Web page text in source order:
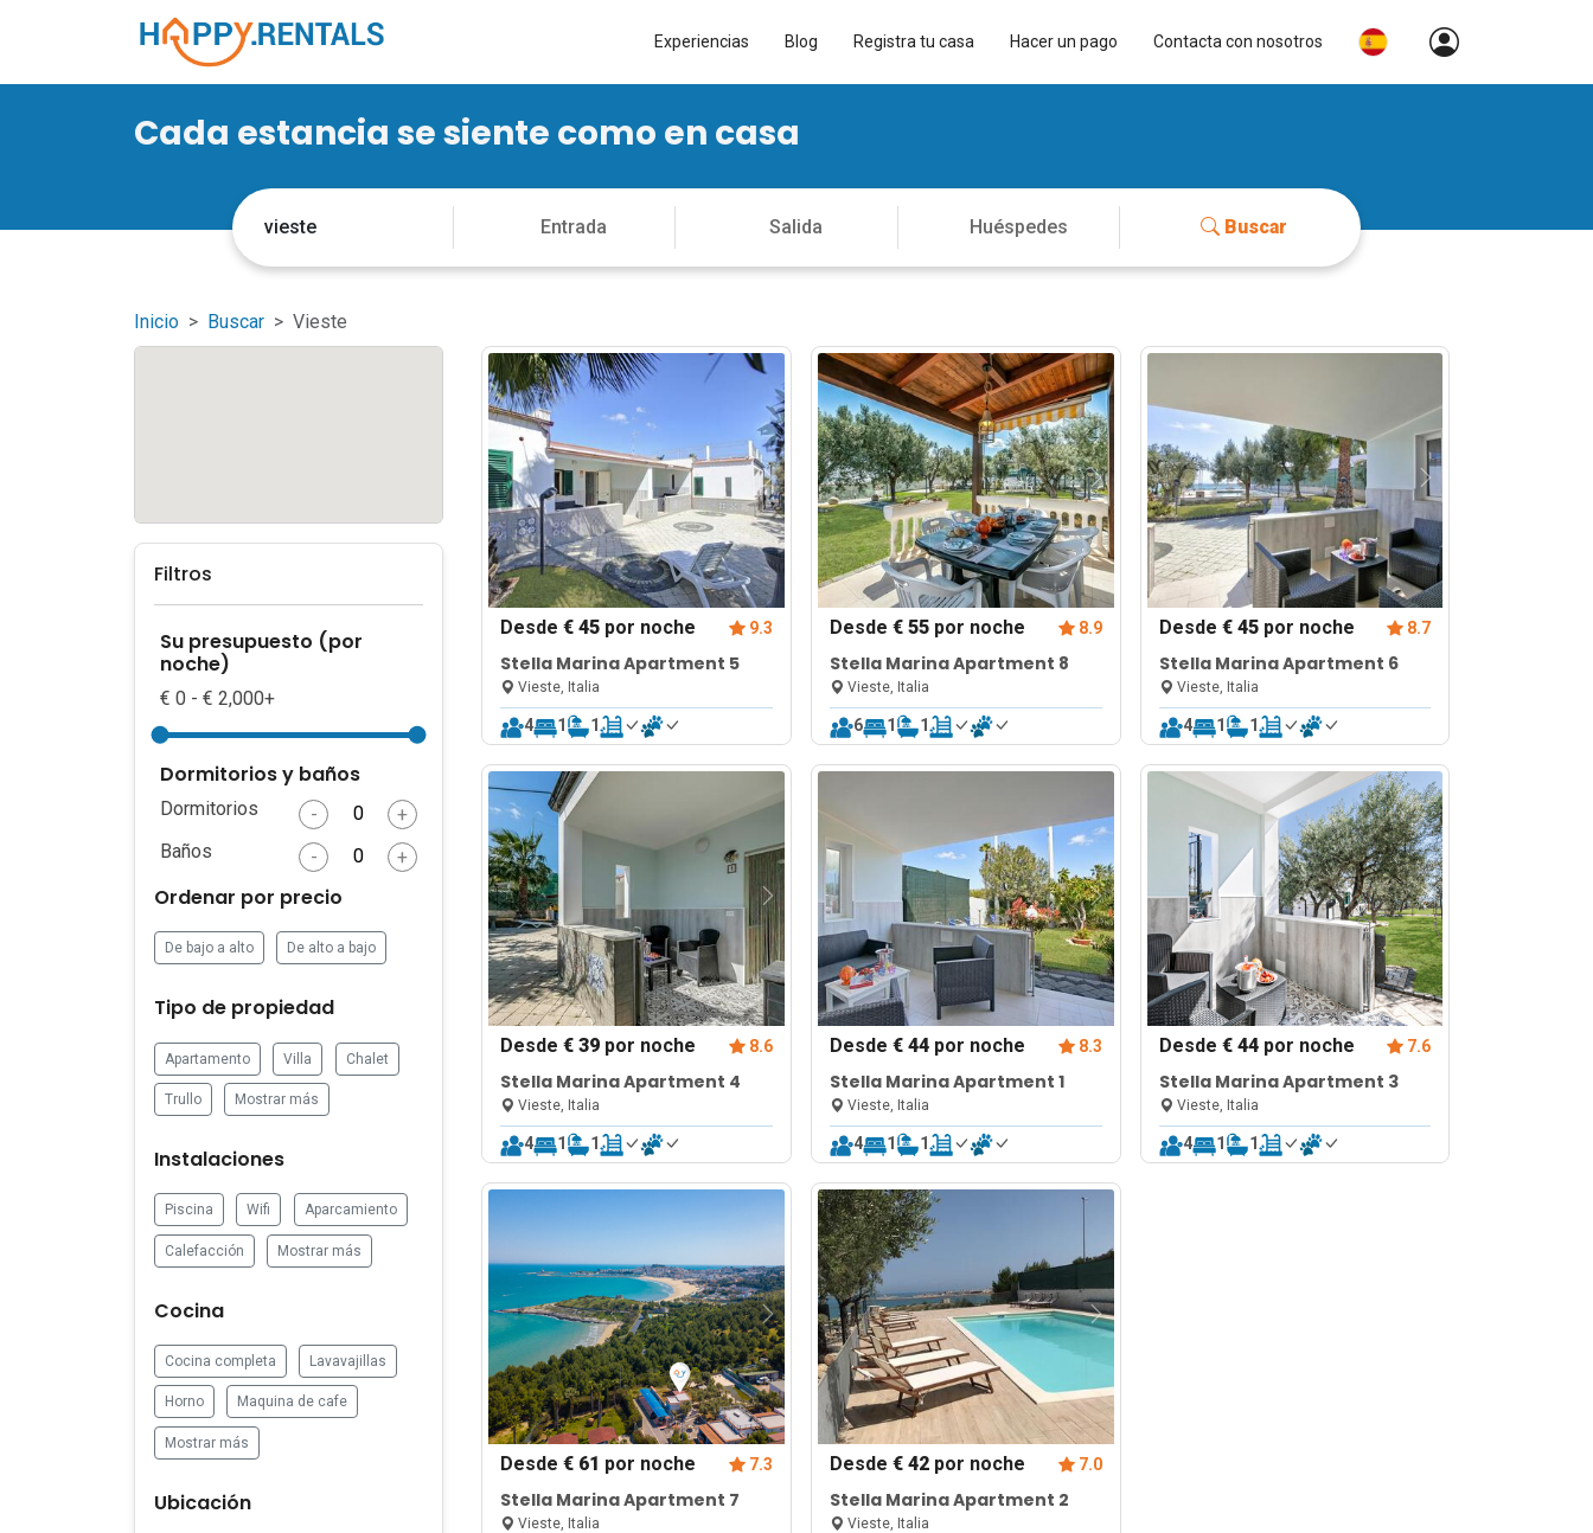
Experiencias Blog Registra tu casa Hacer un pago Contacta con nosotros
Cada estancia se siente como en casa
Buscar
Inicio Buscar Vieste
Filtros
Su presupuesto (por
noche)
€ 0 - € 2,000+
Dormitorios y baños
Dormitorios -
+
Baños
- +
Ordenar por precio
De bajo a alto De alto a bajo
Tipo de propiedad
Apartamento Villa Chalet
Trullo Mostrar más
Instalaciones
Piscina Wifi Aparcamiento
Calefacción Mostrar más
Cocina
Cocina completa Lavavajillas
Horno Maquina de cafe
Mostrar más
Ubicación
Desde€ 45 por noche 9.3
Stella Marina Apartment 5
Vieste, Italia
4 1 1
Desde € 55por noche 8.9
Stella Marina Apartment 8
Vieste, Italia
6 1 1
Desde € 45por noche 8.7
Stella Marina Apartment 6
Vieste, Italia
4 1 1
Desde€ 39 por noche 8.6
Stella Marina Apartment 4
Vieste, Italia
4 1 1
Desde € 44por noche 8.3
Stella Marina Apartment 1
Vieste, Italia
4 1 1
Desde € 44por noche 7.6
Stella Marina Apartment 3
Vieste, Italia
4 1 1
Desde€ 61 por noche 7.3
Stella Marina Apartment 7
Vieste, Italia
Desde € 42por noche 7.0
Stella Marina Apartment 2
Vieste, Italia